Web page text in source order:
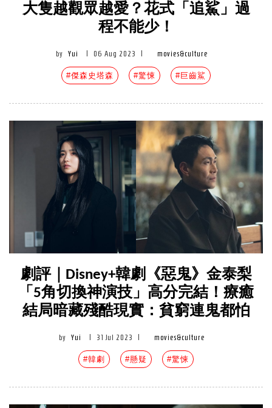
大隻越觀眾越愛？花式「追鯊」過
程不能少！
by Yui 06 Aug 2023 movies&culture
#傑森史塔森 #驚悚 #巨齒鯊
劇評｜Disney+韓劇《惡鬼》金泰梨
「5角切換神演技」高分完結！療癒
結局暗藏殘酷現實：貧窮連鬼都怕
by Yui 31 Jul 2023 movies&culture
#韓劇 #懸疑 #驚悚